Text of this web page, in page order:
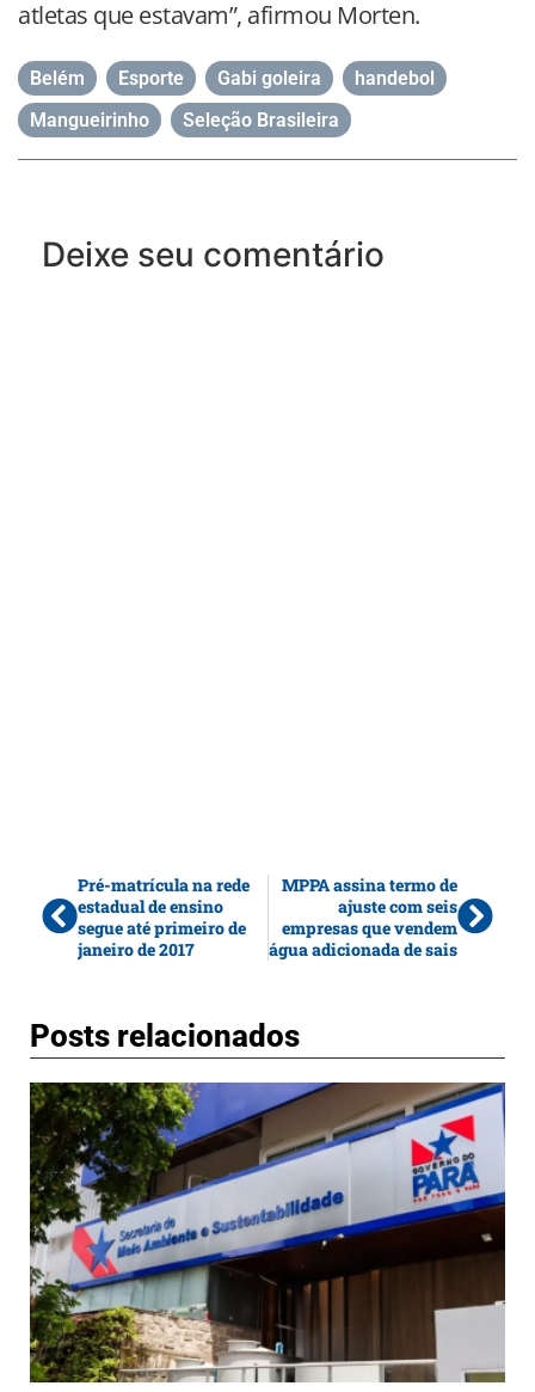
atletas que estavam”, afirmou Morten.
Belém Esporte Gabi goleira handebol
Mangueirinho
Seleção Brasileira
Deixe seu comentário
Pré-matrícula na rede
estadual de ensino
segue até primeiro de
janeiro de 2017
MPPA assina termo de
ajuste com seis
empresas que vendem
água adicionada de sais
Posts relacionados